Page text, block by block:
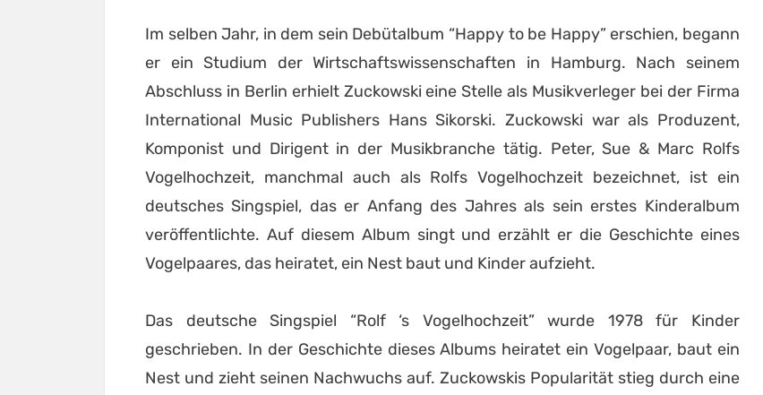
Im selben Jahr, in dem sein Debütalbum “Happy to be Happy” erschien, begann
er ein Studium der Wirtschaftswissenschaften in Hamburg. Nach seinem
Abschluss in Berlin erhielt Zuckowski eine Stelle als Musikverleger bei der Firma
International Music Publishers Hans Sikorski. Zuckowski war als Produzent,
Komponist und Dirigent in der Musikbranche tätig. Peter, Sue & Marc Rolfs
Vogelhochzeit, manchmal auch als Rolfs Vogelhochzeit bezeichnet, ist ein
deutsches Singspiel, das er Anfang des Jahres als sein erstes Kinderalbum
veröffentlichte. Auf diesem Album singt und erzählt er die Geschichte eines
Vogelpaares, das heiratet, ein Nest baut und Kinder aufzieht.
Das deutsche Singspiel “Rolf ‘s Vogelhochzeit” wurde 1978 für Kinder
geschrieben. In der Geschichte dieses Albums heiratet ein Vogelpaar, baut ein
Nest und zieht seinen Nachwuchs auf. Zuckowskis Popularität stieg durch eine